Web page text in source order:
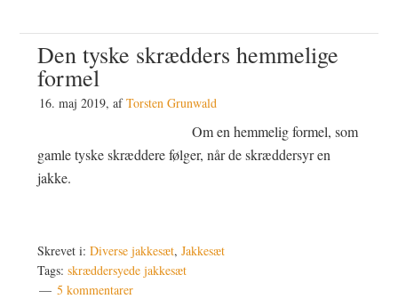
Den tyske skrædders hemmelige
formel
16. maj 2019, afTorsten Grunwald
Om en hemmelig formel, som
gamle tyske skræddere følger, når de skræddersyr en
jakke.
Skrevet i:Diverse jakkesæt,Jakkesæt
Tags:skræddersyede jakkesæt
5 kommentarer